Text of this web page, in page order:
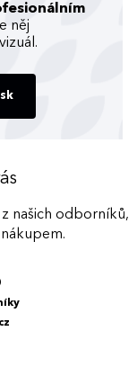
něj
našich odborníků,